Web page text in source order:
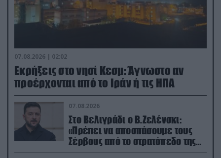
07.08.2026 | 02:02
Εκρήξεις στο νησί Κεσμ: Άγνωστο αν
προέρχονται από το Ιράν ή τις ΗΠΑ
07.08.2026
Στο Βελιγράδι ο Β.Ζελένσκι:
«Πρέπει να αποσπάσουμε τους
Σέρβους από το στρατόπεδο της
Ρωσίας»